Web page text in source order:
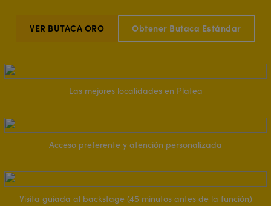
VER BUTACA ORO Obtener Butaca Estándar
Las mejores localidades en Platea
Acceso preferente y atención personalizada
Visita guiada al backstage (45 minutos antes de la función)